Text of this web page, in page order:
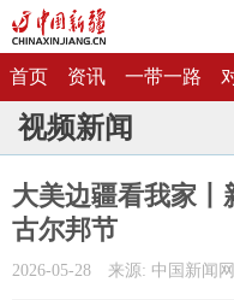
首页 资讯 一带一路
视频新闻
大美边疆看我家丨
古尔邦节
2026-05-28 来源: 中国新闻网